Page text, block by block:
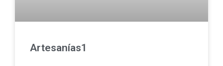
Artesanías1